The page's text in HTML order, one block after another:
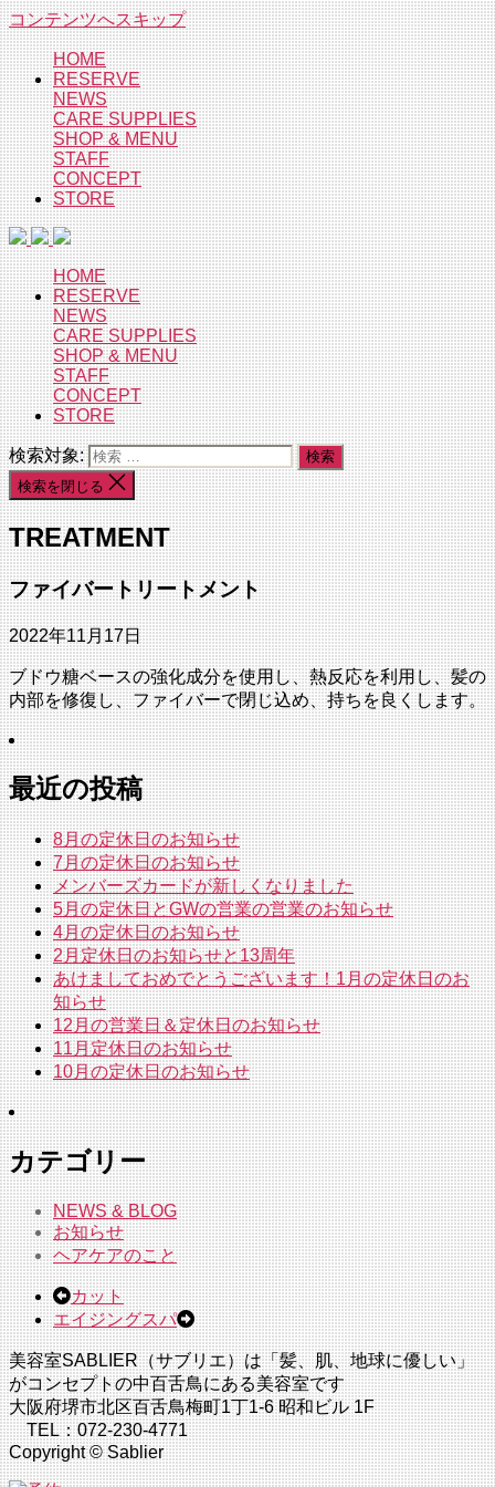
コンテンツへスキップ
HOME
RESERVE
NEWS
CARE SUPPLIES
SHOP & MENU
STAFF
CONCEPT
STORE
HOME
RESERVE
NEWS
CARE SUPPLIES
SHOP & MENU
STAFF
CONCEPT
STORE
検索対象:
検索を閉じる
TREATMENT
ファイバートリートメント
2022年11月17日
ブドウ糖ベースの強化成分を使用し、熱反応を利用し、髪の
内部を修復し、ファイバーで閉じ込め、持ちを良くします。
最近の投稿
8月の定休日のお知らせ
7月の定休日のお知らせ
メンバーズカードが新しくなりました
5月の定休日とGWの営業の営業のお知らせ
4月の定休日のお知らせ
2月定休日のお知らせと13周年
あけましておめでとうございます！1月の定休日のお
知らせ
12月の営業日＆定休日のお知らせ
11月定休日のお知らせ
10月の定休日のお知らせ
カテゴリー
NEWS & BLOG
お知らせ
ヘアケアのこと
カット
エイジングスパ
美容室SABLIER（サブリエ）は「髪、肌、地球に優しい」
がコンセプトの中百舌鳥にある美容室です
大阪府堺市北区百舌鳥梅町1丁1-6 昭和ビル 1F
TEL：072-230-4771
Copyright © Sablier